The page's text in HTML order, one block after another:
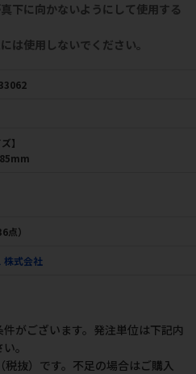
下に向かないようにして使用する
は使用しないでください。
】
点）
株式会社
がございます。発注単位は下記内
。
抜）です。不足の場合はご購入